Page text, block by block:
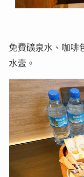
免費礦泉水、咖啡
水壼。